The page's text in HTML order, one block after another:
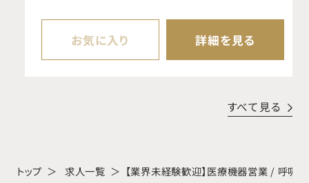
担っています。当事業部では、椎間板ヘルニ
アや外傷などに対する手術で使用される脊
脊椎疾患の治療に貢献しています。リーディ
案にも注力しています。 【魅力・やりがい】
お気に入り 詳細を見る
すべて見る
トップ 求人一覧 【業界未経験歓迎】医療機器営業 / 呼吸